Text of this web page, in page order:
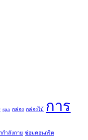
spa กล่อง กล่องไม้
การ
กำลังกาย ซ่อมคอนกรีต